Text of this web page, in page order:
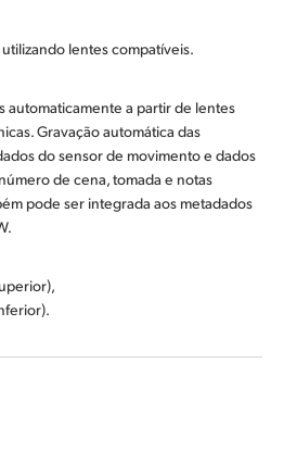
lentes compatíveis.
automaticamente a partir de lentes
Gravação automática das
do sensor de movimento e dados
de cena, tomada e notas
pode ser integrada aos metadados